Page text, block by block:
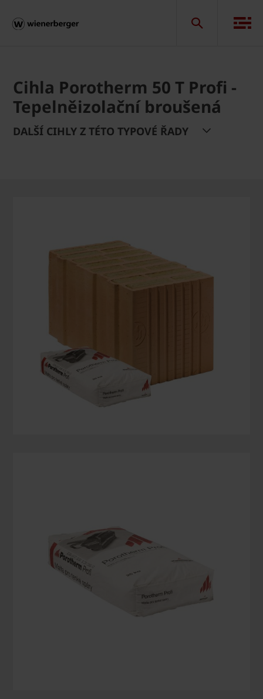
Cihla Porotherm 50 T Profi -
Tepelněizolační broušená
DALŠÍ CIHLY Z TÉTO TYPOVÉ ŘADY